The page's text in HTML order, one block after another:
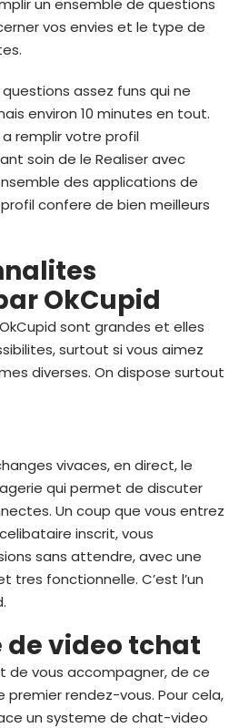
vos envies et le type de
assez funs qui ne
environ 10 minutes en tout.
remplir votre profil
soin de le Realiser avec
des applications de
confere de bien meilleurs
OkCupid
sont grandes et elles
surtout si vous aimez
diverses. On dispose surtout
vivaces, en direct, le
qui permet de discuter
Un coup que vous entrez
inscrit, vous
sans attendre, avec une
tres fonctionnelle. C’est l’un
de video tchat
de vous accompagner, de ce
premier rendez-vous. Pour cela,
un systeme de chat-video